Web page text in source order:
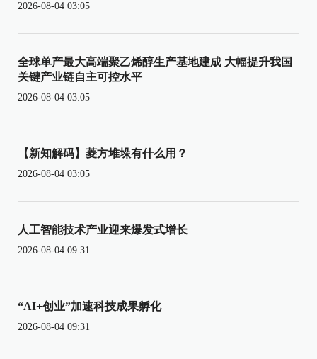
2026-08-04 03:05
全球单产最大高端聚乙烯醇生产基地建成 大幅提升我国
关键产业链自主可控水平
2026-08-04 03:05
【新知解码】菱方堆垛有什么用？
2026-08-04 03:05
人工智能技术产业迎来爆发式增长
2026-08-04 09:31
“AI+创业”加速科技成果孵化
2026-08-04 09:31